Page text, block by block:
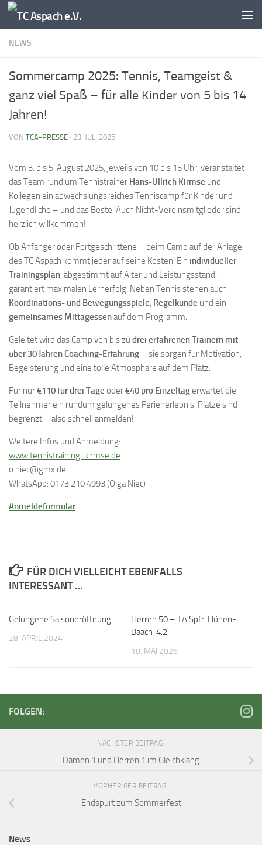
Zum Inhalt springen
NEWS
Sommercamp 2025: Tennis, Teamgeist &
ganz viel Spaß – für alle Kinder von 5 bis 14
Jahren!
VON TCA-PRESSE · 23. JULI 2025
Vom 3. bis 5. August 2025, jeweils von 10 bis 15 Uhr, veranstaltet
das Team rund um Tennistrainer Hans-Ullrich Kirmse und
Kollegen ein abwechslungsreiches Tenniscamp für Kinder und
Jugendliche – und das Beste: Auch Nicht-Vereinsmitglieder sind
herzlich willkommen!
Ob Anfänger oder Fortgeschrittene – beim Camp auf der Anlage
des TC Aspach kommt jeder auf seine Kosten. Ein individueller
Trainingsplan, abgestimmt auf Alter und Leistungsstand,
garantiert maximalen Lernerfolg. Neben Tennis stehen auch
Koordinations- und Bewegungsspiele, Regelkunde und ein
gemeinsames Mittagessenauf dem Programm.
Geleitet wird das Camp von bis zu drei erfahrenen Trainern mit
über 30 Jahren Coaching-Erfahrung – sie sorgen für Motivation,
Begeisterung und eine tolle Atmosphäre auf dem Platz.
Für nur€110 für drei Tage oder€40 pro Einzeltagerwartet die
Teilnehmer ein rundum gelungenes Ferienerlebnis. Plätze sind
begrenzt – also schnell anmelden!
Weitere Infos und Anmeldung:
www.tennistraining-kirmse.de
o.niec@gmx.de
WhatsApp: 0173 210 4993 (Olga Niec)
Anmeldeformular
FÜR DICH VIELLEICHT EBENFALLS
INTERESSANT …
Gelungene Saisoneröffnung
28. APRIL 2024
Herren 50 – TA Spfr. Höhen-
Baach 4:2
18. MAI 2026
FOLGEN:
NÄCHSTER BEITRAG
Damen 1 und Herren 1 im Gleichklang
VORHERIGER BEITRAG
Endspurt zum Sommerfest
News